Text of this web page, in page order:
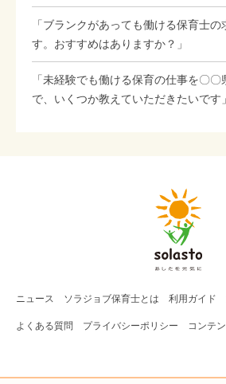
「ブランクがあっても働ける保育士の
す。おすすめはありますか？」
「未経験でも働ける保育の仕事を〇
で、いくつか教えていただきたいです」
ニュース ソラジョブ保育士とは 利用ガイド
よくある質問 プライバシーポリシー コンテ